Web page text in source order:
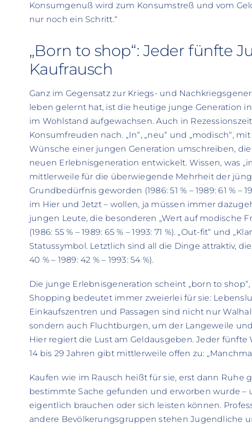
Konsumgenuß wird zum Konsumstreß und vom
nur noch ein Schritt.“
„Born to shop“: Jeder fünfte
Kaufrausch
Ganz im Gegensatz zur Kriegs- und
leben gelernt hat, ist die heutige junge Generation
im Wohlstand aufgewachsen. Auch in
Konsumfreuden nach. „In“, „neu“ und „modisch“,
Wünsche einer jungen Generation umschreiben,
neuen Erlebnisgeneration entwickelt. Wissen, was
mittlerweile für die überwiegende Mehrheit der
Grundbedürfnis geworden (1986: 51 % – 1989: 61 % –
im Hier und Jetzt – wollen, ja müssen immer
jungen Leute, die besonderen „Wert auf modische
(1986: 55 % – 1989: 65 % – 1993: 71 %). „Out-fit“ und
Statussymbol. Letztlich sind all die Dinge attraktiv,
40 % – 1989: 42 % – 1993: 54 %).
Die junge Erlebnisgeneration scheint „born to
Shopping bedeutet immer zweierlei für sie:
Einkaufszentren und Passagen sind nicht nur
sondern auch Fluchtburgen, um der Langeweile
Hier regiert die Lust am Geldausgeben. Jeder fünfte
14 bis 29 Jahren gibt mittlerweile offen zu:
Kaufen wie im Rausch heißt für sie, erst dann Ruhe
bestimmte Sache gefunden und erworben wurde –
eigentlich brauchen oder sich leisten können.
andere Bevölkerungsgruppen stehen Jugendliche